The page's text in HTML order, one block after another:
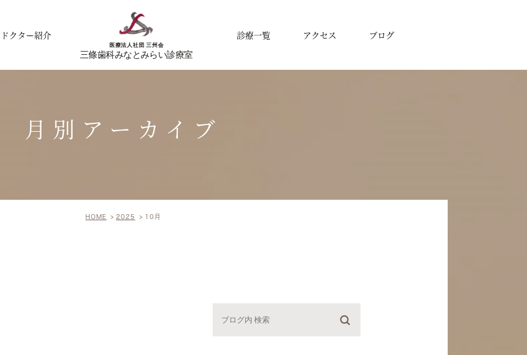
ドクター紹介 診療一覧 アクセス ブログ
月別アーカイブ
HOME 2025 10月